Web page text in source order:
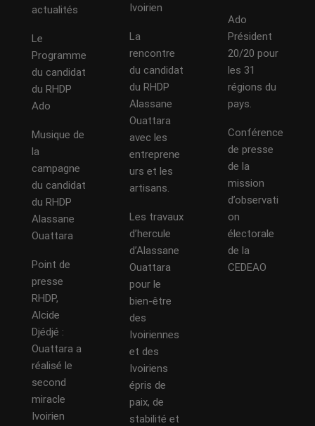
actualités
Le
Programme
du candidat
du RHDP
Ado
Musique de
la
campagne
du candidat
du RHDP
Alassane
Ouattara
Point de
presse
RHDP,
Alcide
Djédjé :
Ouattara a
réalisé le
second
miracle
Ivoirien
Ivoirien
La
rencontre
du candidat
du RHDP
Alassane
Ouattara
avec les
entreprene
urs et les
artisans.
Les travaux
d’hercule
d’Alassane
Ouattara
pour le
bien-être
des
Ivoiriennes
et des
Ivoiriens
épris de
paix, de
stabilité et
Ado
Président
20/20 pour
les 31
régions du
pays.
Conférence
de presse
de la
mission
d’observati
on
électorale
de la
CEDEAO